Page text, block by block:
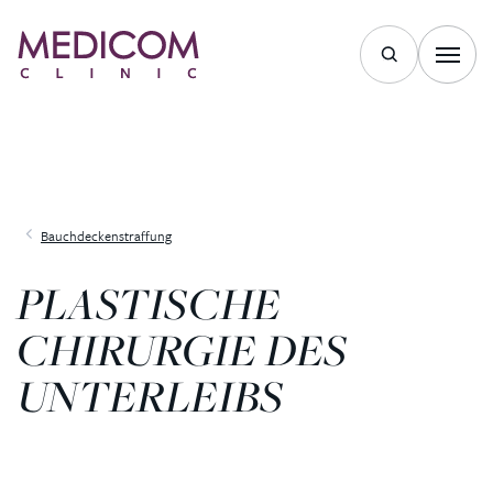
Bauchdeckenstraffung
PLASTISCHE
CHIRURGIE DES
UNTERLEIBS